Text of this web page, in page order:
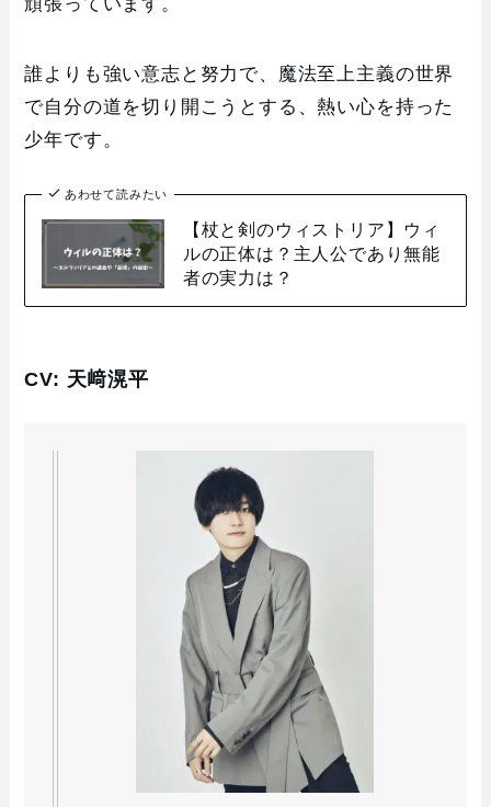
頑張っています。
誰よりも強い意志と努力で、魔法至上主義の世界
で自分の道を切り開こうとする、熱い心を持った
少年です。
あわせて読みたい
【杖と剣のウィストリア】ウィ
ルの正体は？主人公であり無能
者の実力は？
CV: 天﨑滉平